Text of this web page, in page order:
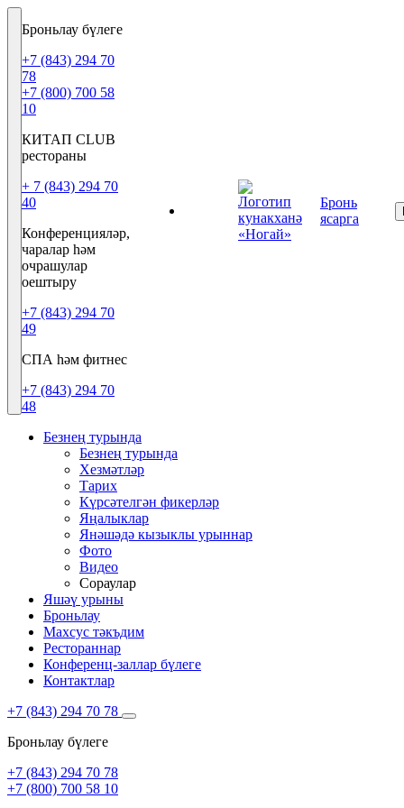
Броньлау бүлеге
+7 (843) 294 70
78
+7 (800) 700 58
10
КИТАП CLUB
рестораны
+ 7 (843) 294 70
40
Конференцияләр,
чаралар һәм
очрашулар
оештыру
+7 (843) 294 70
49
СПА һәм фитнес
+7 (843) 294 70
48
Бронь
ясарга
Безнең турында
Безнең турында
Хезмәтләр
Тарих
Күрсәтелгән фикерләр
Яңалыклар
Янәшәдә кызыклы урыннар
Фото
Видео
Сораулар
Яшәү урыны
Броньлау
Махсус тәкъдим
Рестораннар
Конференц-заллар бүлеге
Контактлар
+7 (843) 294 70 78
Броньлау бүлеге
+7 (843) 294 70 78
+7 (800) 700 58 10